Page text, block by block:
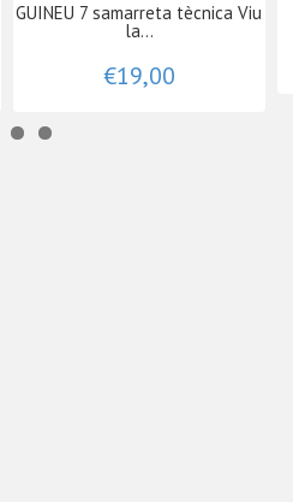
GUINEU 7 samarreta tècnica Viu
la...
€19,00